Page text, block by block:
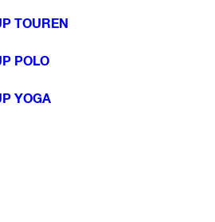
TOUREN
POLO
YOGA